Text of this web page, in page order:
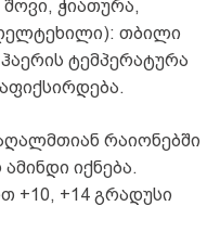
ჭიათურა,
თბილი
ტემპერატურა
რაიონებში
იქნება.
+10, +14 გრადუსი